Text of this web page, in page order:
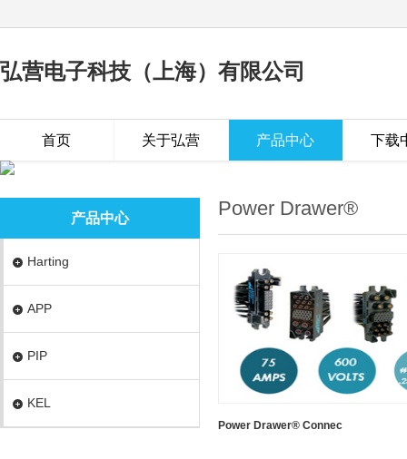
弘营电子科技（上海）有限公司
首页 关于弘营 产品中心 下载
产品中心
Harting
APP
PIP
KEL
Power Drawer®
Power Drawer® Connec